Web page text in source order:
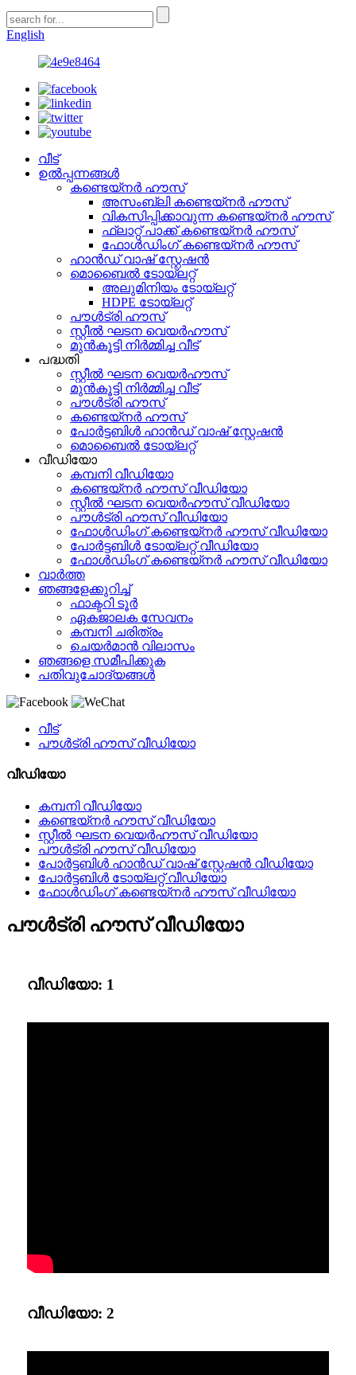
English
വീട്
ഉൽപ്പന്നങ്ങൾ
കണ്ടെയ്നർ ഹൗസ്
അസംബ്ലി കണ്ടെയ്നർ ഹൗസ്
വികസിപ്പിക്കാവുന്ന കണ്ടെയ്നർ ഹൗസ്
ഫ്ലാറ്റ് പാക്ക് കണ്ടെയ്നർ ഹൗസ്
ഫോൾഡിംഗ് കണ്ടെയ്നർ ഹൗസ്
ഹാൻഡ് വാഷ് സ്റ്റേഷൻ
മൊബൈൽ ടോയ്‌ലറ്റ്
അലുമിനിയം ടോയ്ലറ്റ്
HDPE ടോയ്‌ലറ്റ്
പൗൾട്രി ഹൗസ്
സ്റ്റീൽ ഘടന വെയർഹൗസ്
മുൻകൂട്ടി നിർമ്മിച്ച വീട്
പദ്ധതി
സ്റ്റീൽ ഘടന വെയർഹൗസ്
മുൻകൂട്ടി നിർമ്മിച്ച വീട്
പൗൾട്രി ഹൗസ്
കണ്ടെയ്നർ ഹൗസ്
പോർട്ടബിൾ ഹാൻഡ് വാഷ് സ്റ്റേഷൻ
മൊബൈൽ ടോയ്‌ലറ്റ്
വീഡിയോ
കമ്പനി വീഡിയോ
കണ്ടെയ്നർ ഹൗസ് വീഡിയോ
സ്റ്റീൽ ഘടന വെയർഹൗസ് വീഡിയോ
പൗൾട്രി ഹൗസ് വീഡിയോ
ഫോൾഡിംഗ് കണ്ടെയ്നർ ഹൗസ് വീഡിയോ
പോർട്ടബിൾ ടോയ്‌ലറ്റ് വീഡിയോ
ഫോൾഡിംഗ് കണ്ടെയ്നർ ഹൗസ് വീഡിയോ
വാർത്ത
ഞങ്ങളേക്കുറിച്ച്
ഫാക്ടറി ടൂർ
ഏകജാലക സേവനം
കമ്പനി ചരിത്രം
ചെയർമാൻ വിലാസം
ഞങ്ങളെ സമീപിക്കുക
പതിവുചോദ്യങ്ങൾ
വീട്
പൗൾട്രി ഹൗസ് വീഡിയോ
വീഡിയോ
കമ്പനി വീഡിയോ
കണ്ടെയ്നർ ഹൗസ് വീഡിയോ
സ്റ്റീൽ ഘടന വെയർഹൗസ് വീഡിയോ
പൗൾട്രി ഹൗസ് വീഡിയോ
പോർട്ടബിൾ ഹാൻഡ് വാഷ് സ്റ്റേഷൻ വീഡിയോ
പോർട്ടബിൾ ടോയ്‌ലറ്റ് വീഡിയോ
ഫോൾഡിംഗ് കണ്ടെയ്നർ ഹൗസ് വീഡിയോ
പൗൾട്രി ഹൗസ് വീഡിയോ
വീഡിയോ: 1
വീഡിയോ: 2